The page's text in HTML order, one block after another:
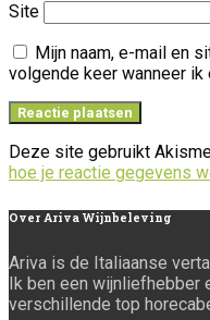
Site
Mijn naam, e-mail en
volgende keer wanneer ik
Deze site gebruikt
hoe je reactie gegevens
Over Ariva Wijnbeleving
Ariva is de Italiaanse
Ik ben een wijnliefhebber
verschillende top